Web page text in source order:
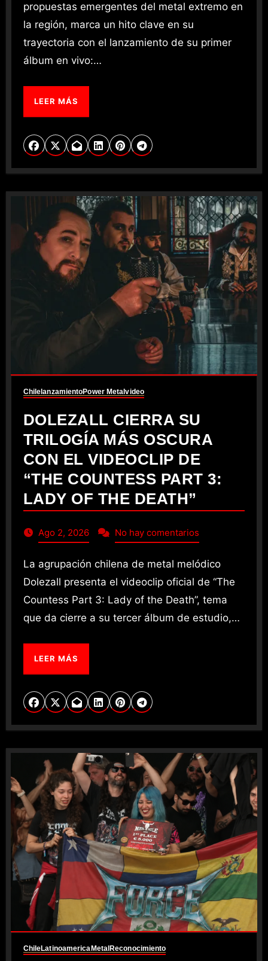
propuestas emergentes del metal extremo en
la región, marca un hito clave en su
trayectoria con el lanzamiento de su primer
álbum en vivo:…
LEER MÁS
ChilelanzamientoPower Metalvideo
DOLEZALL CIERRA SU
TRILOGÍA MÁS OSCURA
CON EL VIDEOCLIP DE
“THE COUNTESS PART 3:
LADY OF THE DEATH”
Ago 2, 2026 No hay comentarios
La agrupación chilena de metal melódico
Dolezall presenta el videoclip oficial de “The
Countess Part 3: Lady of the Death”, tema
que da cierre a su tercer álbum de estudio,…
LEER MÁS
ChileLatinoamerica Metal Reconocimiento